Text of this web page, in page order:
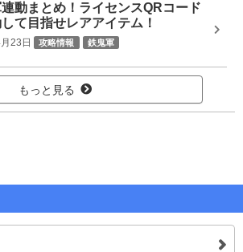
動まとめ！ライセンスQRコード
て目指せレアアイテム！
23日 攻略情報 鉄鬼軍
もっと見る